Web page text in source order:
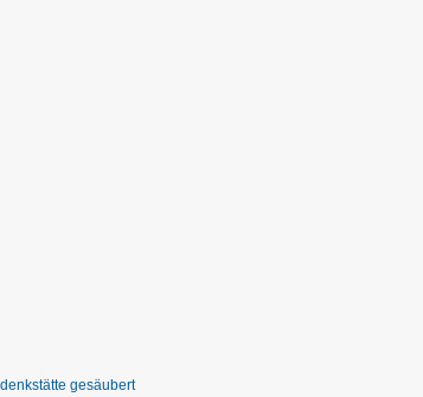
gesäubert